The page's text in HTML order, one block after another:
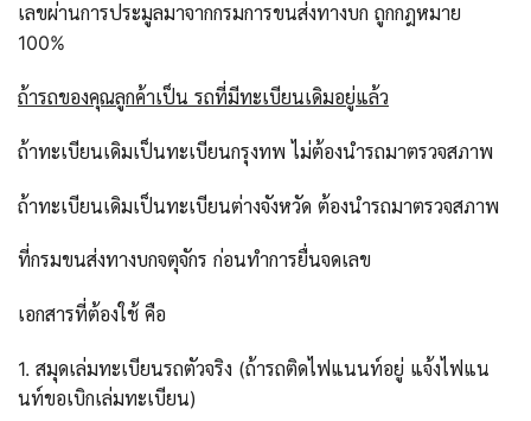
เลขผ่านการประมูลมาจากกรมการขนส่งทางบก ถูกกฎหมาย
100%
ถ้ารถของคุณลูกค้าเป็น รถที่มีทะเบียนเดิมอยู่แล้ว
ถ้าทะเบียนเดิมเป็นทะเบียนกรุงทพ ไม่ต้องนำรถมาตรวจสภาพ
ถ้าทะเบียนเดิมเป็นทะเบียนต่างจังหวัด ต้องนำรถมาตรวจสภาพ
ที่กรมขนส่งทางบกจตุจักร ก่อนทำการยื่นจดเลข
เอกสารที่ต้องใช้ คือ
1. สมุดเล่มทะเบียนรถตัวจริง (ถ้ารถติดไฟแนนท์อยู่ แจ้งไฟแน
นท์ขอเบิกเล่มทะเบียน)